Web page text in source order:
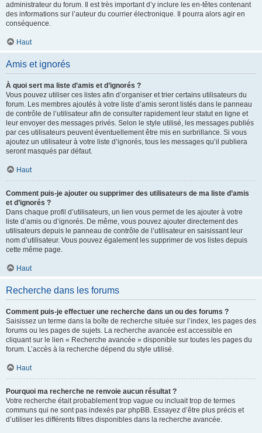
administrateur du forum. Il est très important d’y inclure les en-têtes contenant
des informations sur l’auteur du courrier électronique. Il pourra alors agir en
conséquence.
Haut
Amis et ignorés
À quoi sert ma liste d’amis et d’ignorés ?
Vous pouvez utiliser ces listes afin d’organiser et trier certains utilisateurs du
forum. Les membres ajoutés à votre liste d’amis seront listés dans le panneau
de contrôle de l’utilisateur afin de consulter rapidement leur statut en ligne et
leur envoyer des messages privés. Selon le style utilisé, les messages publiés
par ces utilisateurs peuvent éventuellement être mis en surbrillance. Si vous
ajoutez un utilisateur à votre liste d’ignorés, tous les messages qu’il publiera
seront masqués par défaut.
Haut
Comment puis-je ajouter ou supprimer des utilisateurs de ma liste d’amis
et d’ignorés ?
Dans chaque profil d’utilisateurs, un lien vous permet de les ajouter à votre
liste d’amis ou d’ignorés. De même, vous pouvez ajouter directement des
utilisateurs depuis le panneau de contrôle de l’utilisateur en saisissant leur
nom d’utilisateur. Vous pouvez également les supprimer de vos listes depuis
cette même page.
Haut
Recherche dans les forums
Comment puis-je effectuer une recherche dans un ou des forums ?
Saisissez un terme dans la boîte de recherche située sur l’index, les pages des
forums ou les pages de sujets. La recherche avancée est accessible en
cliquant sur le lien « Recherche avancée » disponible sur toutes les pages du
forum. L’accès à la recherche dépend du style utilisé.
Haut
Pourquoi ma recherche ne renvoie aucun résultat ?
Votre recherche était probablement trop vague ou incluait trop de termes
communs qui ne sont pas indexés par phpBB. Essayez d’être plus précis et
d’utiliser les différents filtres disponibles dans la recherche avancée.